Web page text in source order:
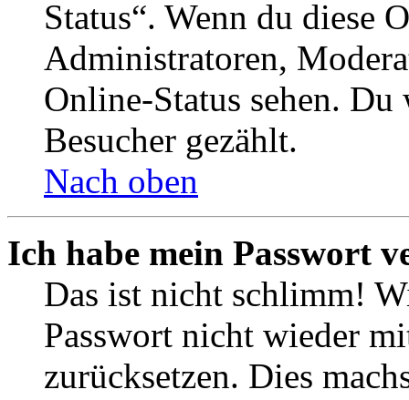
Status“. Wenn du diese
Administratoren,
Online-Status sehen.
Besucher gezählt.
Nach oben
Ich habe mein Passwort
Das ist nicht schlimm!
Passwort nicht wieder
zurücksetzen. Dies